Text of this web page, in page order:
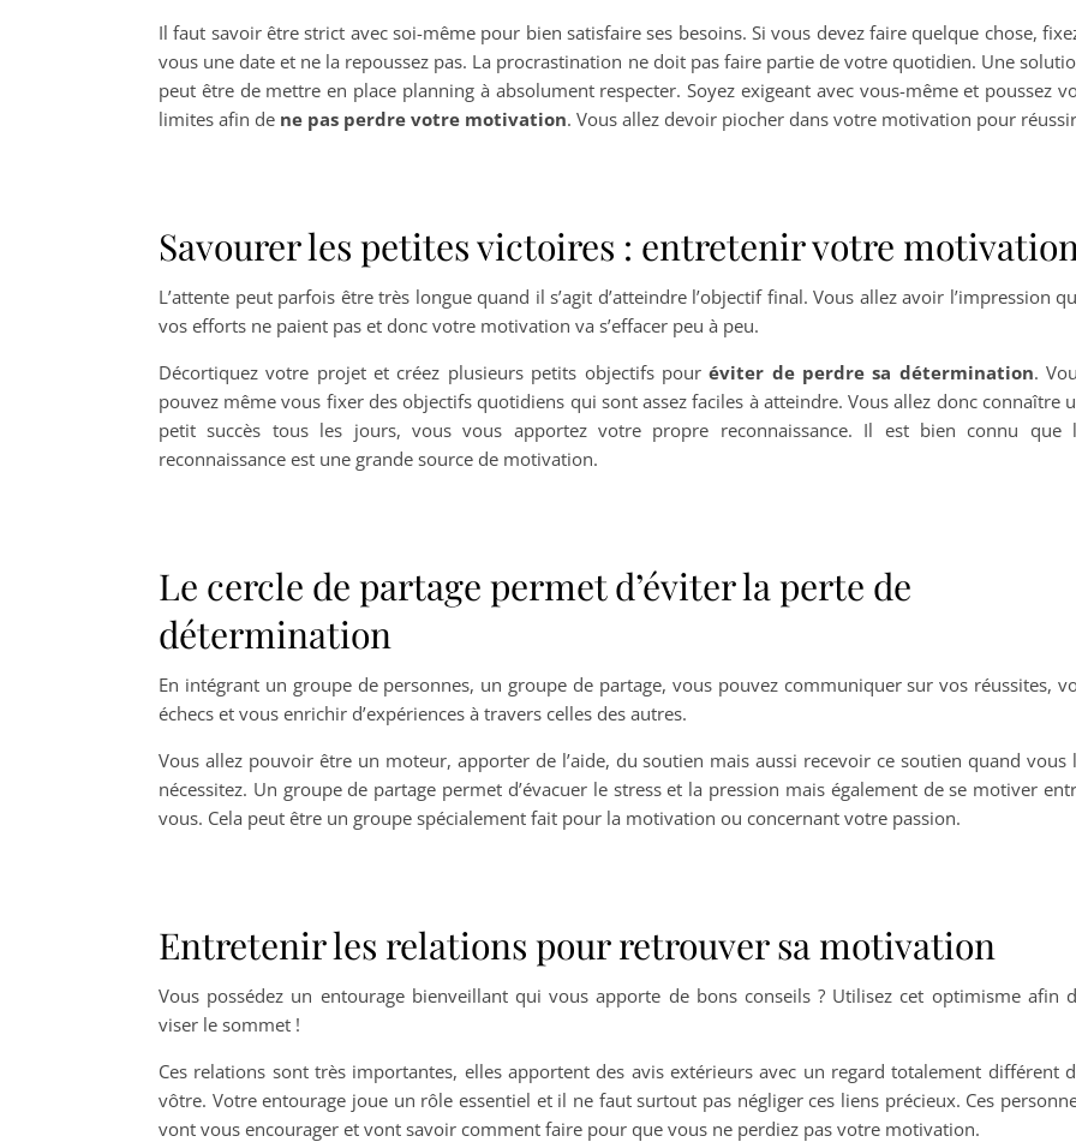
Il faut savoir être strict avec soi-même pour bien satisfaire ses besoins. Si vous devez faire quelque chose,
vous une date et ne la repoussez pas. La procrastination ne doit pas faire partie de votre quotidien. Une
peut être de mettre en place planning à absolument respecter. Soyez exigeant avec vous-même et poussez
limites afin de ne pas perdre votre motivation. Vous allez devoir piocher dans votre motivation pour
Savourer les petites victoires : entretenir votre
L’attente peut parfois être très longue quand il s’agit d’atteindre l’objectif final. Vous allez avoir l’impression
vos efforts ne paient pas et donc votre motivation va s’effacer peu à peu.
Décortiquez votre projet et créez plusieurs petits objectifs pouréviter de perdre sa détermination.
pouvez même vous fixer des objectifs quotidiens qui sont assez faciles à atteindre. Vous allez donc connaître
petit succès tous les jours, vous vous apportez votre propre reconnaissance. Il est bien connu que
reconnaissance est une grande source de motivation.
Le cercle de partage permet d’éviter la perte de
détermination
En intégrant un groupe de personnes, un groupe de partage, vous pouvez communiquer sur vos réussites,
échecs et vous enrichir d’expériences à travers celles des autres.
Vous allez pouvoir être un moteur, apporter de l’aide, du soutien mais aussi recevoir ce soutien quand vous
nécessitez. Un groupe de partage permet d’évacuer le stress et la pression mais également de se motiver
vous. Cela peut être un groupe spécialement fait pour la motivation ou concernant votre passion.
Entretenir les relations pour retrouver sa motivation
Vous possédez un entourage bienveillant qui vous apporte de bons conseils ? Utilisez cet optimisme afin
viser le sommet !
Ces relations sont très importantes, elles apportent des avis extérieurs avec un regard totalement différent
vôtre. Votre entourage joue un rôle essentiel et il ne faut surtout pas négliger ces liens précieux. Ces
vont vous encourager et vont savoir comment faire pour que vous ne perdiez pas votre motivation.